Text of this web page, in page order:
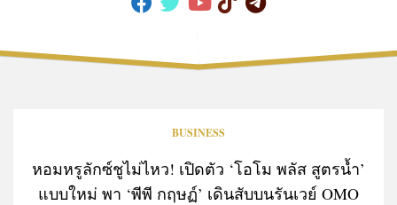
BUSINESS
หอมหรูลักซ์ชูไม่ไหว! เปิดตัว ‘โอโม พลัส สูตรน้ำ’
แบบใหม่ พา ‘พีพี กฤษฏ์’ เดินสับบนรันเวย์ OMO